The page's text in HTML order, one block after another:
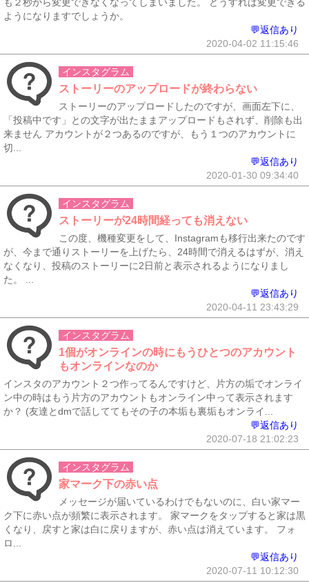
ようになりますでしょうか。
💬返信あり
2020-04-02 11:15:46
インスタグラム
ストーリーのアップロードが終わらない
ストーリーのアップロードしたのですが、画面左下に、
「投稿中です」との文字が出たままアップロードもされず、削除も出
来ません アカウントが２つあるのですが、もう１つのアカウントに
切...
💬返信あり
2020-01-30 09:34:40
インスタグラム
ストーリーが24時間経っても消えない
この度、機種変更をして、Instagramも移行出来たのです
が、今まで通りストーリーを上げたら、24時間で消えるはずが、消え
なくなり、投稿のストーリーに2日前と表示されるようになりまし
た。 ...
💬返信あり
2020-04-11 23:43:29
インスタグラム
1個がオンラインの時にもうひとつのアカウント
もオンラインなのか
インスタのアカウント２つ作ってるんですけど、片方の垢でオンライ
ン中の時はもう片方のアカウントもオンライン中って表示されます
か？ (友達とdmで話しててもその子の本垢も裏垢もオンライ...
💬返信あり
2020-07-18 21:02:23
インスタグラム
家マーク下の赤い点
メッセージが届いているわけでもないのに、白い家マー
ク下に赤い点が頻繁に表示されます。 家マークをタップすると家は黒
くなり、戻すと家は白に戻りますが、赤い点は消えています。 フォ
ロ...
💬返信あり
2020-07-11 10:12:30